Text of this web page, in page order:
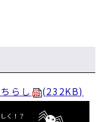
らし (232KB)